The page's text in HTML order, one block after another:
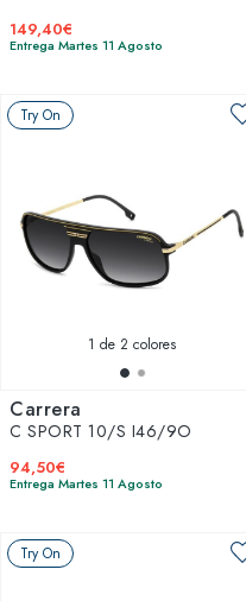
149,40€
Entrega Martes 11 Agosto
Try On
1 de 2 colores
Carrera
C SPORT 10/S I46/9O
94,50€
Entrega Martes 11 Agosto
Try On